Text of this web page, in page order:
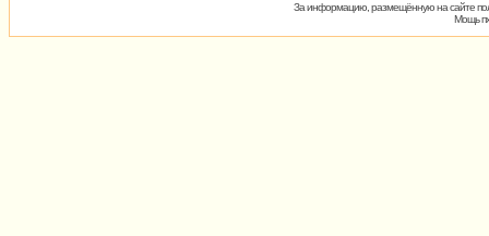
За информацию, размещённую на сайте
Мощь